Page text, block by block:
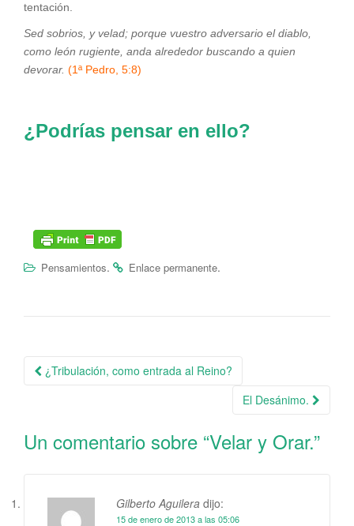
tentación.
Sed sobrios, y velad; porque vuestro adversario el diablo,
como león rugiente, anda alrededor buscando a quien
devorar. (1ª Pedro, 5:8)
¿Podrías pensar en ello?
Pensamientos. Enlace permanente.
Navegación de la entrada
¿Tribulación, como entrada al Reino?
El Desánimo.
Un comentario sobre “Velar y Orar.”
Gilberto Aguilera dijo:
15 de enero de 2013 a las 05:06